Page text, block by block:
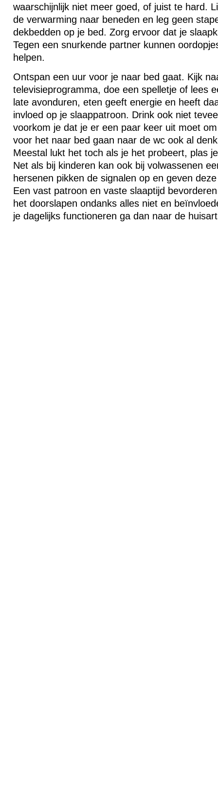
waarschijnlijk niet meer goed, of juist te hard.
de verwarming naar beneden en leg geen
dekbedden op je bed. Zorg ervoor dat je
Tegen een snurkende partner kunnen
helpen.
Ontspan een uur voor je naar bed gaat. Kijk
televisieprogramma, doe een spelletje of lees
late avonduren, eten geeft energie en heeft
invloed op je slaappatroon. Drink ook niet
voorkom je dat je er een paar keer uit moet
voor het naar bed gaan naar de wc ook al
Meestal lukt het toch als je het probeert, plas
Net als bij kinderen kan ook bij volwassenen
hersenen pikken de signalen op en geven
Een vast patroon en vaste slaaptijd
het doorslapen ondanks alles niet en
je dagelijks functioneren ga dan naar de